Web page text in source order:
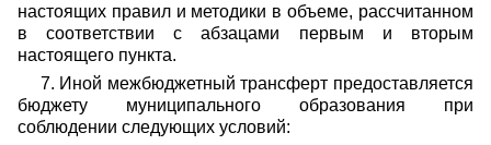
настоящих правил и методики в объеме, рассчитанном
в соответствии с абзацами первым и вторым
настоящего пункта.
7. Иной межбюджетный трансферт предоставляется
бюджету муниципального образования при
соблюдении следующих условий: